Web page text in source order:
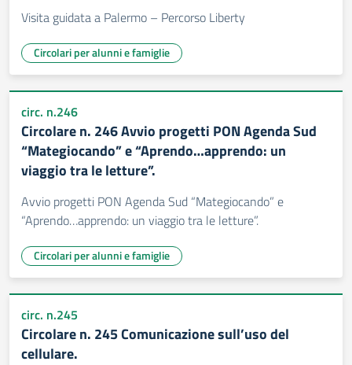
Visita guidata a Palermo – Percorso Liberty
Circolari per alunni e famiglie
circ. n.246
Circolare n. 246 Avvio progetti PON Agenda Sud
“Mategiocando” e “Aprendo…apprendo: un
viaggio tra le letture”.
Avvio progetti PON Agenda Sud “Mategiocando” e
“Aprendo…apprendo: un viaggio tra le letture”.
Circolari per alunni e famiglie
circ. n.245
Circolare n. 245 Comunicazione sull’uso del
cellulare.